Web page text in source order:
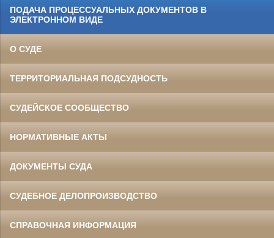
ПОДАЧА ПРОЦЕССУАЛЬНЫХ ДОКУМЕНТОВ В
ЭЛЕКТРОННОМ ВИДЕ
О СУДЕ
ТЕРРИТОРИАЛЬНАЯ ПОДСУДНОСТЬ
СУДЕЙСКОЕ СООБЩЕСТВО
НОРМАТИВНЫЕ АКТЫ
ДОКУМЕНТЫ СУДА
СУДЕБНОЕ ДЕЛОПРОИЗВОДСТВО
СПРАВОЧНАЯ ИНФОРМАЦИЯ